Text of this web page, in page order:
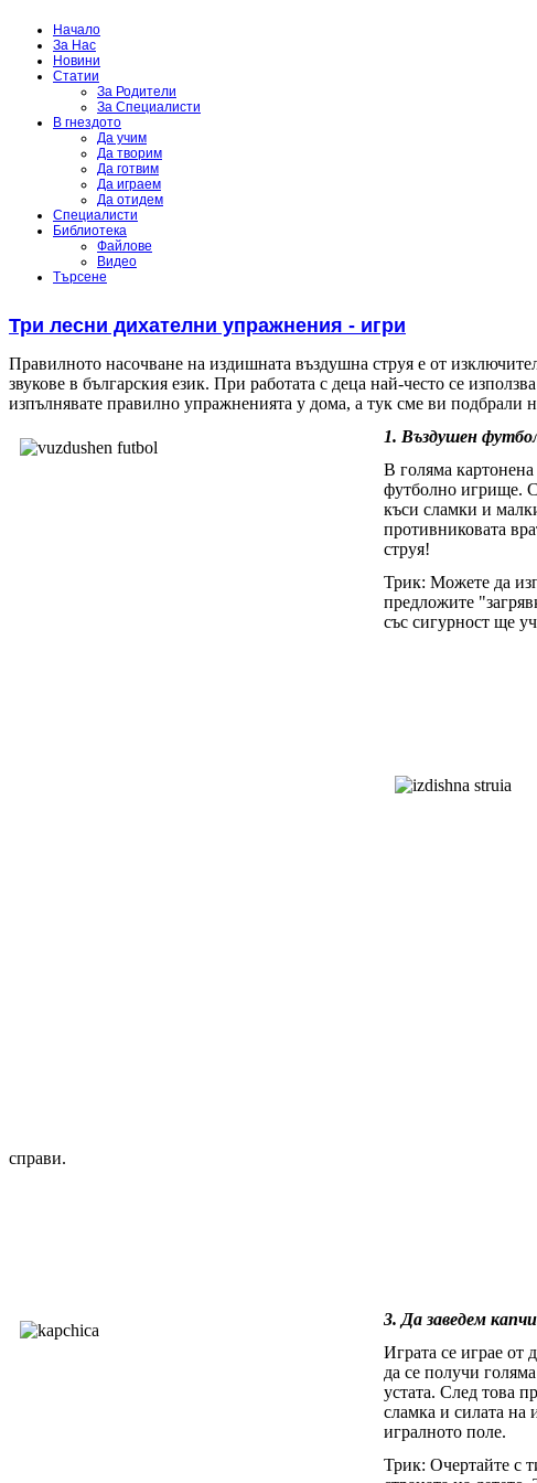
Начало
За Нас
Новини
Статии
За Родители
За Специалисти
В гнездото
Да учим
Да творим
Да готвим
Да играем
Да отидем
Специалисти
Библиотека
Файлове
Видео
Търсене
Три лесни дихателни упражнения - игри
Правилното насочване на издишната въздушна струя е от
звукове в българския език. При работата с деца най-често се
изпълнявате правилно упражненията у дома, а тук сме ви подбрали
1. Въздушен
В голяма картонена
футболно игрище. С
къси сламки и
противниковата
струя!
Трик: Можете да
предложите
със сигурност ще
справи.
3. Да заведем
Играта се играе от
да се получи
устата. След това
сламка и силата на
игралното поле.
Трик: Очертайте с